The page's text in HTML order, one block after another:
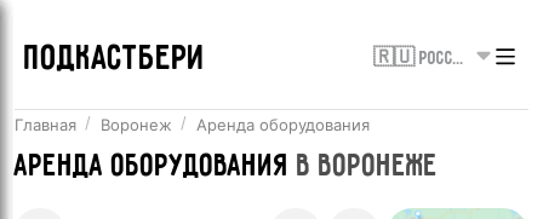
ПОДКАСТБЕРИ 🇷🇺 Россия
Главная Воронеж Аренда оборудования
Аренда оборудования в Воронеже